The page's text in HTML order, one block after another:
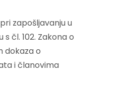
zapošljavanju u
čl. 102. Zakona o
dokaza o
i članovima